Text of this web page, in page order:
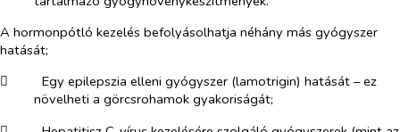
A hormonpótló kezelés befolyásolhatja néhány más gyógyszer
hatását;
​
Egy epilepszia elleni gyógyszer (lamotrigin) hatását – ez
növelheti a görcsrohamok gyakoriságát;